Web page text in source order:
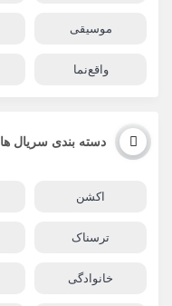
موسیقی
واقع‌نما
دسته بندی سریال ها
اکشن
ترسناک
خانوادگی